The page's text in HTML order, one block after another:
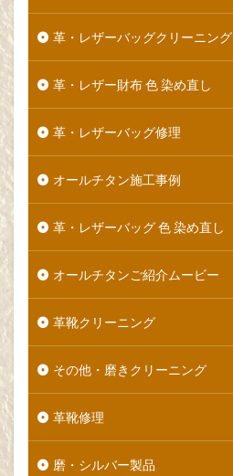
革・レザーバッグクリーニング
革・レザー財布 色 染め直し
革・レザーバッグ修理
オールチタン施工事例
革・レザーバッグ 色 染め直し
オールチタンご紹介ムービー
革靴クリーニング
その他・磨きクリーニング
革靴修理
磨・シルバー製品